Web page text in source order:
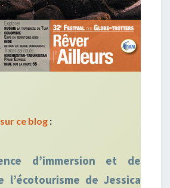
ce blog :
d’immersion et de
l’écotourisme de Jessica